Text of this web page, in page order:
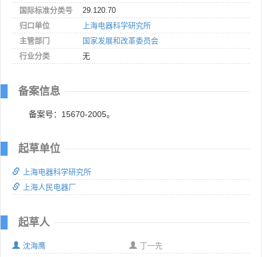
国际标准分类号
29.120.70
归口单位
上海电器科学研究所
主管部门
国家发展和改革委员会
行业分类
无
备案信息
备案号：15670-2005。
起草单位
上海电器科学研究所
上海人民电器厂
起草人
沈海鹰 丁一先